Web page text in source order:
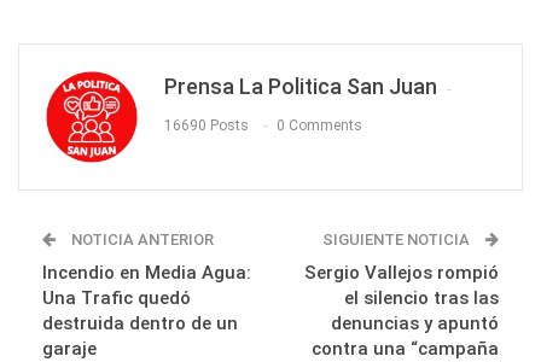
Prensa La Politica San Juan
16690 Posts 0 Comments
NOTICIA ANTERIOR
Incendio en Media Agua:
Una Trafic quedó
destruida dentro de un
garaje
SIGUIENTE NOTICIA
Sergio Vallejos rompió
el silencio tras las
denuncias y apuntó
contra una “campaña